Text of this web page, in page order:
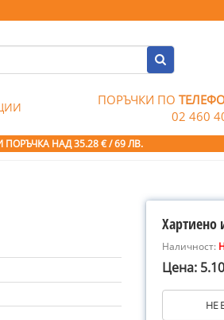
ПОРЪЧКИ ПО
02 460
ПОРЪЧКА НАД 35.28 € / 69 ЛВ.
Хартиено
Наличност:
Цена:
НЕ